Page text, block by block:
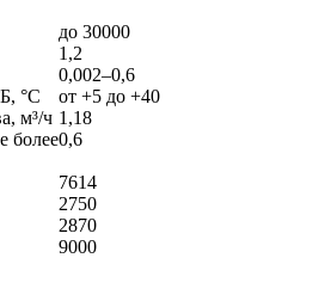
до 30000
1,2
0,002–0,6
°С
от +5 до +40
м³/ч 1,18
более0,6
7614
2750
2870
9000